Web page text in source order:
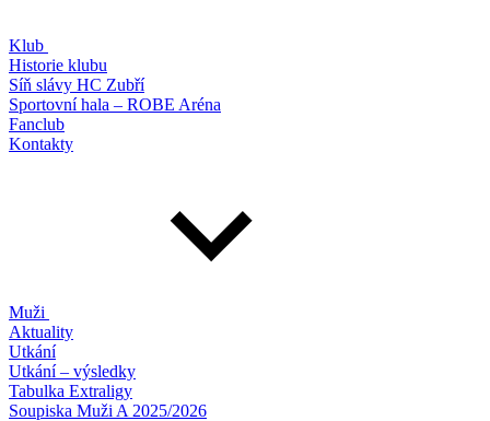
Klub
Historie klubu
Síň slávy HC Zubří
Sportovní hala – ROBE Aréna
Fanclub
Kontakty
Muži
Aktuality
Utkání
Utkání – výsledky
Tabulka Extraligy
Soupiska Muži A 2025/2026